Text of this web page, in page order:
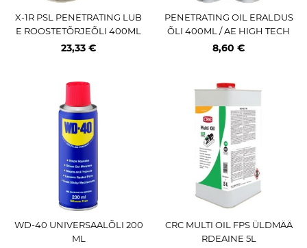
X-1R PSL PENETRATING LUB
E ROOSTETÕRJEÕLI 400ML
/ AE
23,33 €
PENETRATING OIL ERALDUS
ÕLI 400ML / AE HIGH TECH
SCREW RELEASER BEARGRI
8,60 €
WD-40 UNIVERSAALÕLI 200
ML
CRC MULTI OIL FPS ÜLDMÄÄ
RDEAINE 5L